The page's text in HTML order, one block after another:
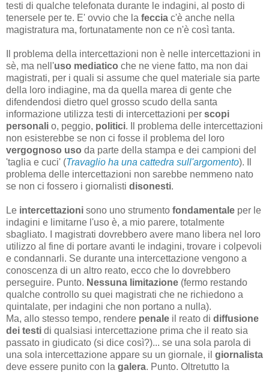
testi di qualche telefonata durante le indagini, al posto di
tenersele per te. E' ovvio che la feccia c'è anche nella
magistratura ma, fortunatamente non ce n'è così tanta.
Il problema della intercettazioni non è nelle intercettazioni in
sè, ma nell'uso mediatico che ne viene fatto, ma non dai
magistrati, per i quali si assume che quel materiale sia parte
della loro indiagine, ma da quella marea di gente che
difendendosi dietro quel grosso scudo della santa
informazione utilizza testi di intercettazioni per scopi
personali o, peggio, politici. Il problema delle intercettazioni
non esisterebbe se non ci fosse il problema del loro
vergognoso uso da parte della stampa e dei campioni del
'taglia e cuci' (Travaglio ha una cattedra sull'argomento). Il
problema delle intercettazioni non sarebbe nemmeno nato
se non ci fossero i giornalisti disonesti.
Le intercettazioni sono uno strumento fondamentale per le
indagini e limitarne l'uso è, a mio parere, totalmente
sbagliato. I magistrati dovrebbero avere mano libera nel loro
utilizzo al fine di portare avanti le indagini, trovare i colpevoli
e condannarli. Se durante una intercettazione vengono a
conoscenza di un altro reato, ecco che lo dovrebbero
perseguire. Punto. Nessuna limitazione (fermo restando
qualche controllo su quei magistrati che ne richiedono a
quintalate, per indagini che non portano a nulla).
Ma, allo stesso tempo, rendere penale il reato di diffusione
dei testi di qualsiasi intercettazione prima che il reato sia
passato in giudicato (si dice così?)... se una sola parola di
una sola intercettazione appare su un giornale, il giornalista
deve essere punito con la galera. Punto. Oltretutto la